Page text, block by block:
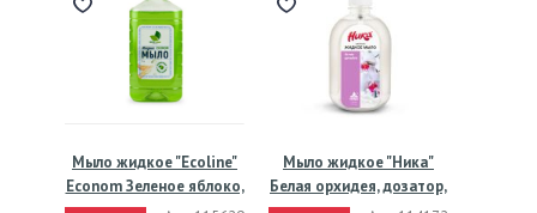
Мыло жидкое "Ecoline"
Econom Зеленое яблоко,
Мыло жидкое "Ника"
Белая орхидея, дозатор,